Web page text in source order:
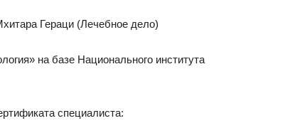
Гераци (Лечебное дело)
на базе Национального института
специалиста: